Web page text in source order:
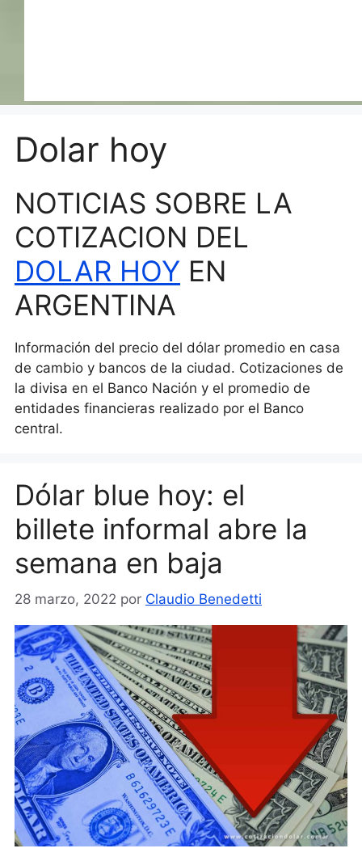
Dolar hoy
NOTICIAS SOBRE LA
COTIZACION DEL
DOLAR HOY EN
ARGENTINA
Información del precio del dólar promedio en casa
de cambio y bancos de la ciudad. Cotizaciones de
la divisa en el Banco Nación y el promedio de
entidades financieras realizado por el Banco
central.
Dólar blue hoy: el
billete informal abre la
semana en baja
28 marzo, 2022 por Claudio Benedetti